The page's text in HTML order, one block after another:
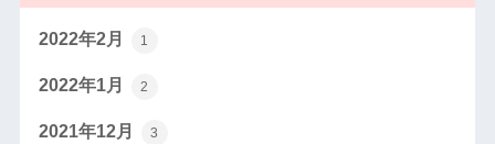
2022年2月 1
2022年1月 2
2021年12月 3